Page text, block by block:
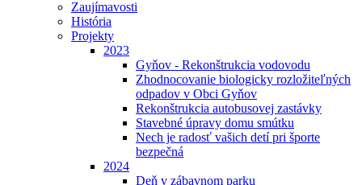
Zaujímavosti
História
Projekty
2023
Gyňov - Rekonštrukcia vodovodu
Zhodnocovanie biologicky rozložiteľných
odpadov v Obci Gyňov
Rekonštrukcia autobusovej zastávky
Stavebné úpravy domu smútku
Nech je radosť vašich detí pri športe
bezpečná
2024
Deň v zábavnom parku